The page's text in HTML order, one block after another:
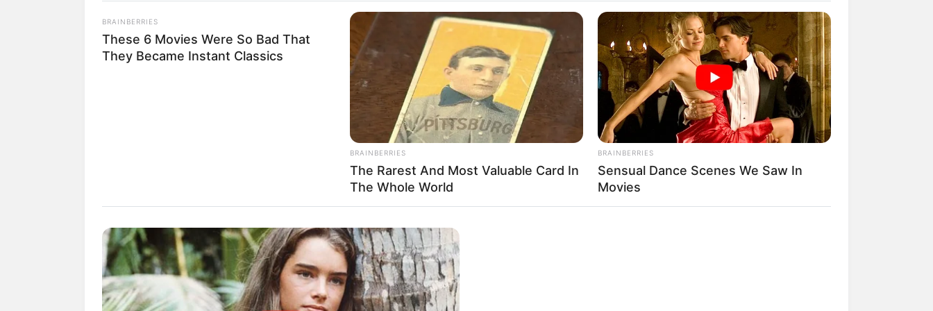
Auf dem Gelände des frühmittelalterlichen Klosters aus karolingischer Zeit steht das älteste erhaltene Bauwerk,
das nach der Zeit der Römer erbaut wurde - es gehört zum Weltkulturerbe der UNESCO.
Staatspark Fürstenlager
Am Stadtrand von Bensheim befindet sich ein riesiger Landschaftspark mit reizvollen Palais und
Parkarchitekturen, die der angehende Großherzog von Hessen im 18. Jahrhundert erbauen ließ.
Odenwälder Felsenmeer
In einer von Sagen umwobenen, riesigen Halde aus Felsbrocken - Naturphänomen und Kletterparadies für
Kinder - kann man auch zahlreiche Hinterlassenschaften der römischen Steinbearbeitung erkunden.
Schloss Auerbach
Die Burgruine Schloss Auerbach besitzt mit ihrem ungewöhnlichen dreieckigen Grundriss ein romantisches
Aussehen. Auf der Burg findet Erlebnisgastronomie mit Rittern und spukenden Gespenstern statt.
Bensheim
BRAINBERRIES
These 6 Movies Were So Bad That
They Became Instant Classics
BRAINBERRIES
The Rarest And Most Valuable Card In
The Whole World
BRAINBERRIES
Sensual Dance Scenes We Saw In
Movies